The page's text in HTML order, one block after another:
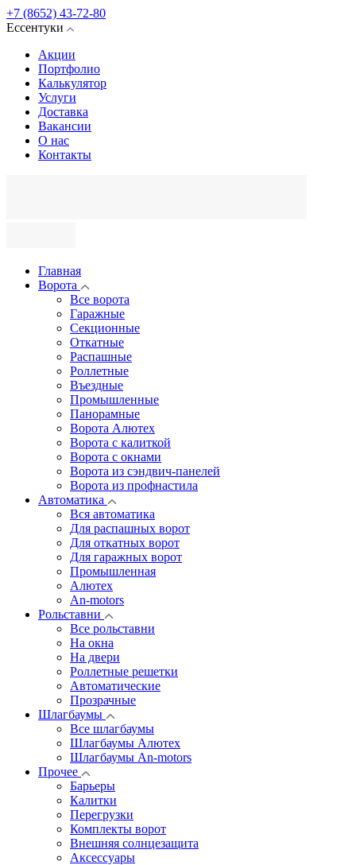
+7 (8652) 43-72-80
Ессентуки
Акции
Портфолио
Калькулятор
Услуги
Доставка
Вакансии
О нас
Контакты
Главная
Ворота
Все ворота
Гаражные
Секционные
Откатные
Распашные
Роллетные
Въездные
Промышленные
Панорамные
Ворота Алютех
Ворота с калиткой
Ворота c окнами
Ворота из сэндвич-панелей
Ворота из профнастила
Автоматика
Вся автоматика
Для распашных ворот
Для откатных ворот
Для гаражных ворот
Промышленная
Алютех
An-motors
Рольставни
Все рольставни
На окна
На двери
Роллетные решетки
Автоматические
Прозрачные
Шлагбаумы
Все шлагбаумы
Шлагбаумы Алютех
Шлагбаумы An-motors
Прочее
Барьеры
Калитки
Перегрузки
Комплекты ворот
Внешняя солнцезащита
Аксессуары